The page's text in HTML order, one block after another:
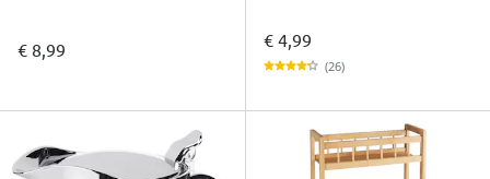
€ 8,99 € 4,99
(26)